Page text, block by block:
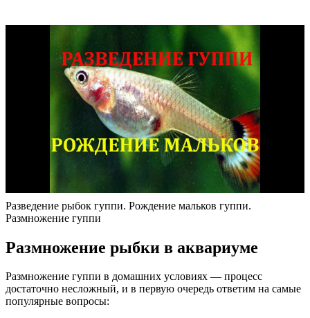
Разведение рыбок гуппи. Рождение мальков гуппи.
Размножение гуппи
Размножение рыбки в аквариуме
Размножение гуппи в домашних условиях — процесс
достаточно несложный, и в первую очередь ответим на самые
популярные вопросы: